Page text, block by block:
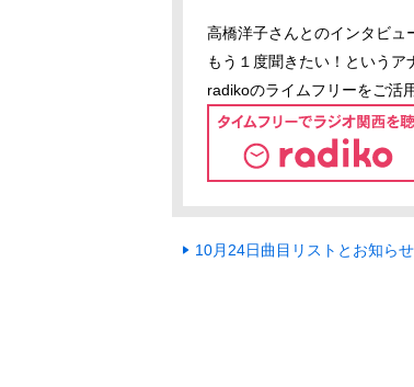
高橋洋子さんとのインタビュ
もう１度聞きたい！というア
radikoのライムフリーをご活
10月24日曲目リストとお知らせ